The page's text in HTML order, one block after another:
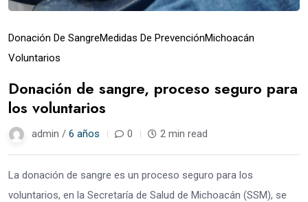
Donación De SangreMedidas De PrevenciónMichoacán
Voluntarios
Donación de sangre, proceso seguro para
los voluntarios
admin / 6 años 0 2 min read
La donación de sangre es un proceso seguro para los
voluntarios, en la Secretaría de Salud de Michoacán (SSM), se